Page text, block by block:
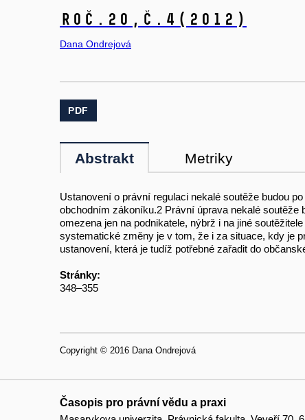
Roč.20, č.4 (2012)
Dana Ondrejová
PDF
Abstrakt Metriky
Ustanovení o právní regulaci nekalé soutěže budou
obchodním zákoníku.2 Právní úprava nekalé
omezena jen na podnikatele, nýbrž i na jiné
systematické změny je v tom, že i za situace, kdy je
ustanovení, která je tudíž potřebné zařadit do
Stránky:
348–355
Copyright © 2016 Dana Ondrejová
Časopis pro právní vědu a praxi